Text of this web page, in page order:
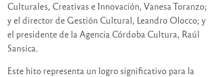
Culturales, Creativas e Innovación, Vanesa Toranzo;
y el director de Gestión Cultural, Leandro Olocco; y
el presidente de la Agencia Córdoba Cultura, Raúl
Sansica.
Este hito representa un logro significativo para la